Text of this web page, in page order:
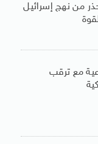
من نهج إسرائيل
مع ترقب